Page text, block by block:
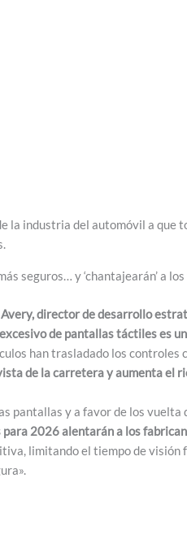
la industria del automóvil a que
seguros… y ‘chantajearán’ a
director de desarrollo
de pantallas táctiles es
han trasladado los
de la carretera y aumenta el
pantallas y a favor de los vuelta
para 2026 alentarán a los
limitando el tiempo de visión